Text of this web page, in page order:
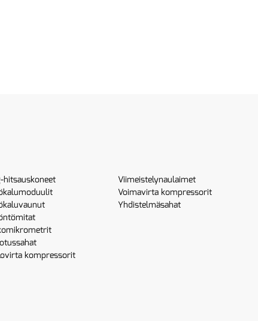
hitsauskoneet
kompressorit
Viimeistelynaulaimet
Voimavirta kompressorit
Yhdistelmäsahat